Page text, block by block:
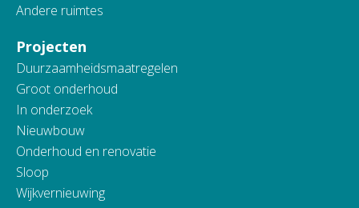
Andere ruimtes
Projecten
Duurzaamheidsmaatregelen
Groot onderhoud
In onderzoek
Nieuwbouw
Onderhoud en renovatie
Sloop
Wijkvernieuwing